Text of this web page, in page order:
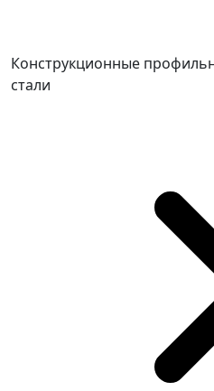
Конструкционные
стали